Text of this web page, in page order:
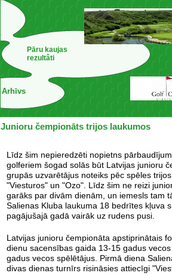
Arhīvs
Pāru kaujas
rezultâti
Junioru čempionāts trijos laukumos
Līdz šim nepieredzēti nopietns
golferiem šogad solās būt Latvijas junioru
grupās uzvarētājus noteiks pēc spēles
"Viesturos" un "Ozo". Līdz šim ne reizi
garāks par divām dienām, un iemesls tam
Salienas Kluba laukuma 18 bedrītes kļuva
pagājušajā gadā vairāk uz rudens pusi.
Latvijas junioru čempionāta apstiprinātais
dienu sacensības gaida 13-15 gadus
gadus vecos spēlētājus. Pirmā diena
divas dienas turnīrs risināsies attiecīgi